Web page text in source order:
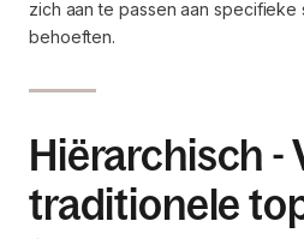
zich aan te passen aan specifieke
behoeften.
Hiërarchisch -
traditionele